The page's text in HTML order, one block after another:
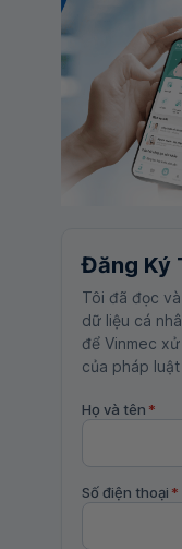
Đăng Ký
Tôi đã đọc
dữ liệu cá
để Vinmec
của pháp
Họ và tên *
Số điện thoại *